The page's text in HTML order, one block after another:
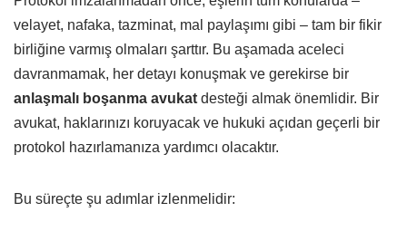
velayet, nafaka, tazminat, mal paylaşımı gibi – tam bir fikir
birliğine varmış olmaları şarttır. Bu aşamada aceleci
davranmamak, her detayı konuşmak ve gerekirse bir
anlaşmalı boşanma avukat desteği almak önemlidir. Bir
avukat, haklarınızı koruyacak ve hukuki açıdan geçerli bir
protokol hazırlamanıza yardımcı olacaktır.
Bu süreçte şu adımlar izlenmelidir: